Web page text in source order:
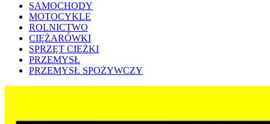
SAMOCHODY
MOTOCYKLE
ROLNICTWO
CIĘŻARÓWKI
SPRZĘT CIEŻKI
PRZEMYSŁ
PRZEMYSŁ SPOŻYWCZY